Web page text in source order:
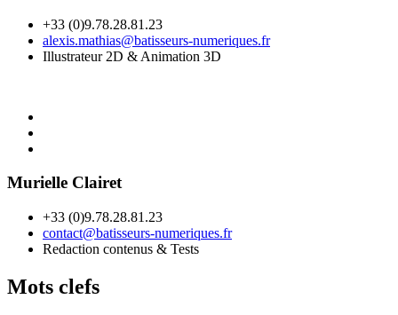
+33 (0)9.78.28.81.23
alexis.mathias@batisseurs-numeriques.fr
Illustrateur 2D & Animation 3D
Murielle Clairet
+33 (0)9.78.28.81.23
contact@batisseurs-numeriques.fr
Redaction contenus & Tests
Mots clefs